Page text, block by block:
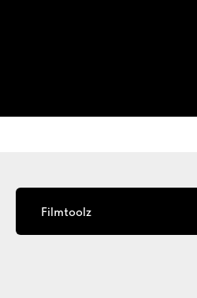
Filmtoolz